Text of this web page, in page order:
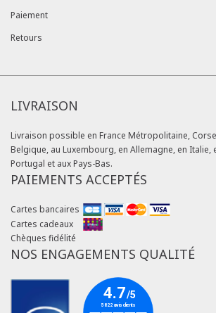
Paiement
Retours
LIVRAISON
Livraison possible en France Métropolitaine,
Belgique, au Luxembourg, en Allemagne, en Italie,
Portugal et aux Pays-Bas.
PAIEMENTS ACCEPTÉS
Cartes bancaires
Cartes cadeaux
Chèques fidélité
NOS ENGAGEMENTS QUALITÉ